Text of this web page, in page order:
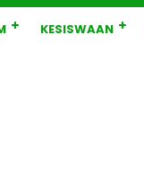
KESISWAAN